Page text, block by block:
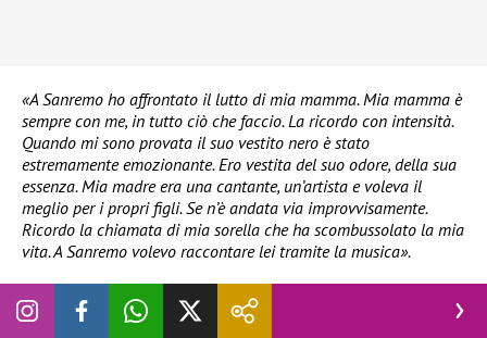
«A Sanremo ho affrontato il lutto di mia mamma. Mia mamma è
sempre con me, in tutto ciò che faccio. La ricordo con intensità.
Quando mi sono provata il suo vestito nero è stato
estremamente emozionante. Ero vestita del suo odore, della sua
essenza. Mia madre era una cantante, un’artista e voleva il
meglio per i propri figli. Se n’è andata via improvvisamente.
Ricordo la chiamata di mia sorella che ha scombussolato la mia
vita. A Sanremo volevo raccontare lei tramite la musica».
LEGGI ANCHE
:Rivelato il cast di Canzonissima (e ci sono
anche Big di Sanremo 2026)